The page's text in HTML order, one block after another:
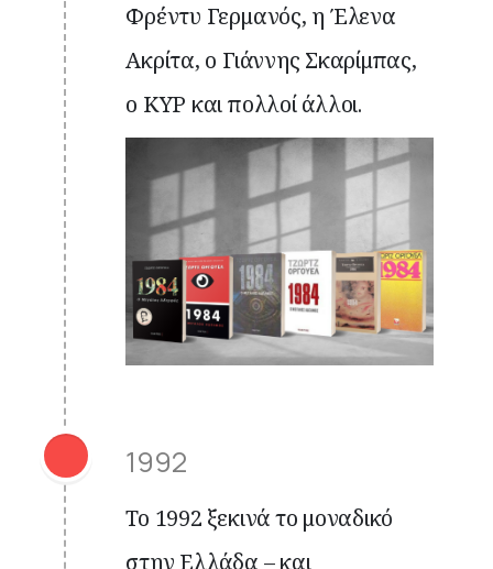
Φρέντυ Γερμανός, η Έλενα
Ακρίτα, ο Γιάννης Σκαρίμπας,
ο ΚΥΡ και πολλοί άλλοι.
1992
Το 1992 ξεκινά το μοναδικό
στην Ελλάδα – και